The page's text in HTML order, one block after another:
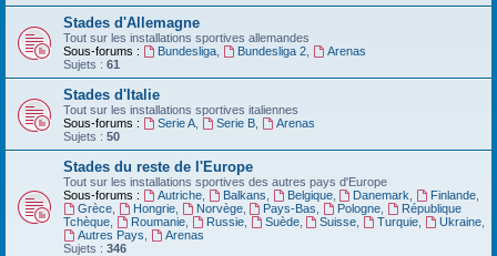
Stades d'Allemagne
Tout sur les installations sportives allemandes
Sous-forums :
Bundesliga, Bundesliga 2,
Arenas
Sujets : 61
Stades d'Italie
Tout sur les installations sportives italiennes
Sous-forums :
Serie A, Serie B,
Arenas
Sujets : 50
Stades du reste de l'Europe
Tout sur les installations sportives des autres pays d'Europe
Sous-forums :
Autriche, Balkans Belgique, Danemark Finlande
Grèce, Hongrie, Norvège, Pays-Bas Pologne
République
Tchèque
Roumanie, Russie, Suède, Suisse Turquie Ukraine
Autres Pays
Arenas
Sujets : 346